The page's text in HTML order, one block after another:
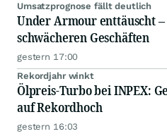
Umsatzprognose fällt deutlich
Under Armour enttäuscht
schwächeren Geschäften
gestern 17:00
Rekordjahr winkt
Ölpreis-Turbo bei INPEX:
auf Rekordhoch
gestern 16:03